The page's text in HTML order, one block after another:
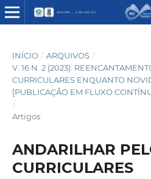
INÍCIO / ARQUIVOS /
V. 16 N. 2 (2023):
CURRICULARES ENQUANTO
[PUBLICAÇÃO EM FLUXO
/
Artigos
ANDARILHAR
CURRICULARES